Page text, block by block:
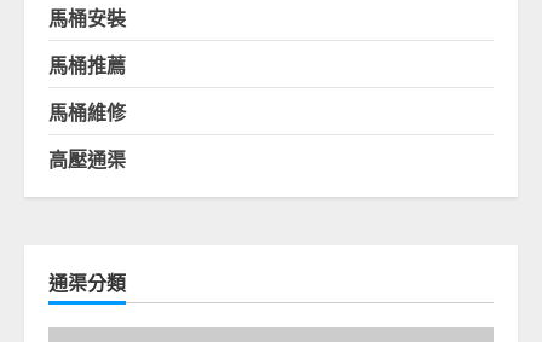
馬桶安裝
馬桶推薦
馬桶維修
高壓通渠
通渠分類